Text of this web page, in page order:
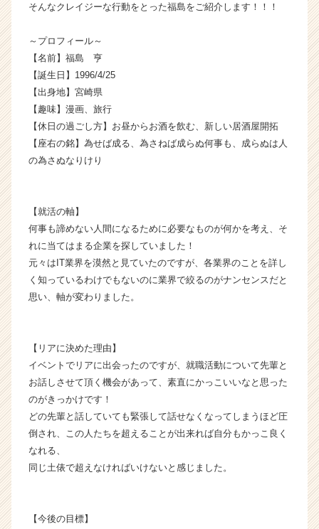
カ
サ
イ
リ
ア
（C
h
r
e
r）
そんなクレイジーな行動をとった福島をご紹介します！！！
～プロフィール～
【名前】福島 亨
【誕生日】1996/4/25
【出身地】宮崎県
【趣味】漫画、旅行
【休日の過ごし方】お昼からお酒を飲む、新しい居酒屋開拓
【座右の銘】為せば成る、為さねば成らぬ何事も、成らぬは人
の為さぬなりけり
【就活の軸】
何事も諦めない人間になるために必要なものが何かを考え、そ
れに当てはまる企業を探していました！
元々はIT業界を漠然と見ていたのですが、各業界のことを詳し
く知っているわけでもないのに業界で絞るのがナンセンスだと
思い、軸が変わりました。
【リアに決めた理由】
イベントでリアに出会ったのですが、就職活動について先輩と
お話しさせて頂く機会があって、素直にかっこいいなと思った
のがきっかけです！
どの先輩と話していても緊張して話せなくなってしまうほど圧
倒され、この人たちを超えることが出来れば自分もかっこ良く
なれる、
同じ土俵で超えなければいけないと感じました。
【今後の目標】